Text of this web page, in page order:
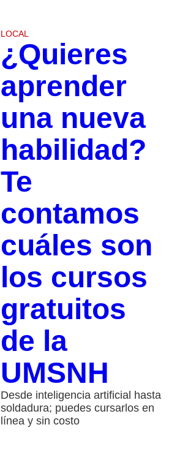
LOCAL
¿Quieres
aprender
una nueva
habilidad?
Te
contamos
cuáles son
los cursos
gratuitos
de la
UMSNH
Desde inteligencia artificial hasta
soldadura; puedes cursarlos en
línea y sin costo